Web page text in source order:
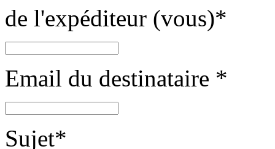
de l'expéditeur (vous)*
Email du destinataire *
Sujet*